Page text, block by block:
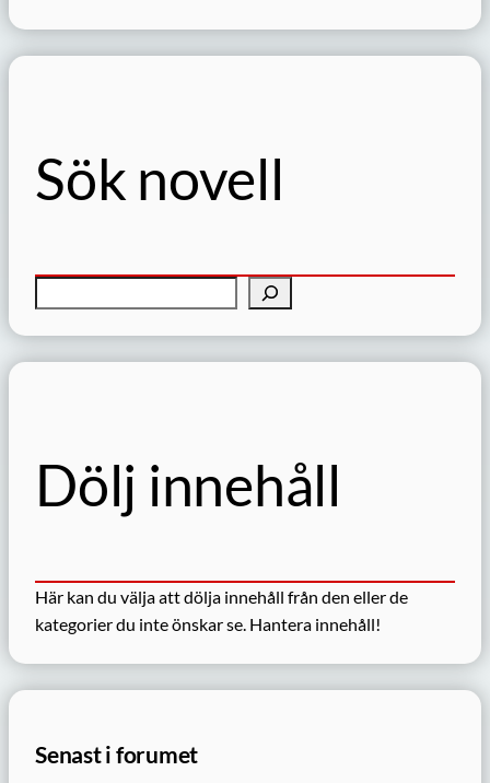
Sök novell
ö
Dölj innehåll
Här kan du välja att dölja innehåll från den eller de
kategorier du inte önskar se. Hantera innehåll!
Senast i forumet